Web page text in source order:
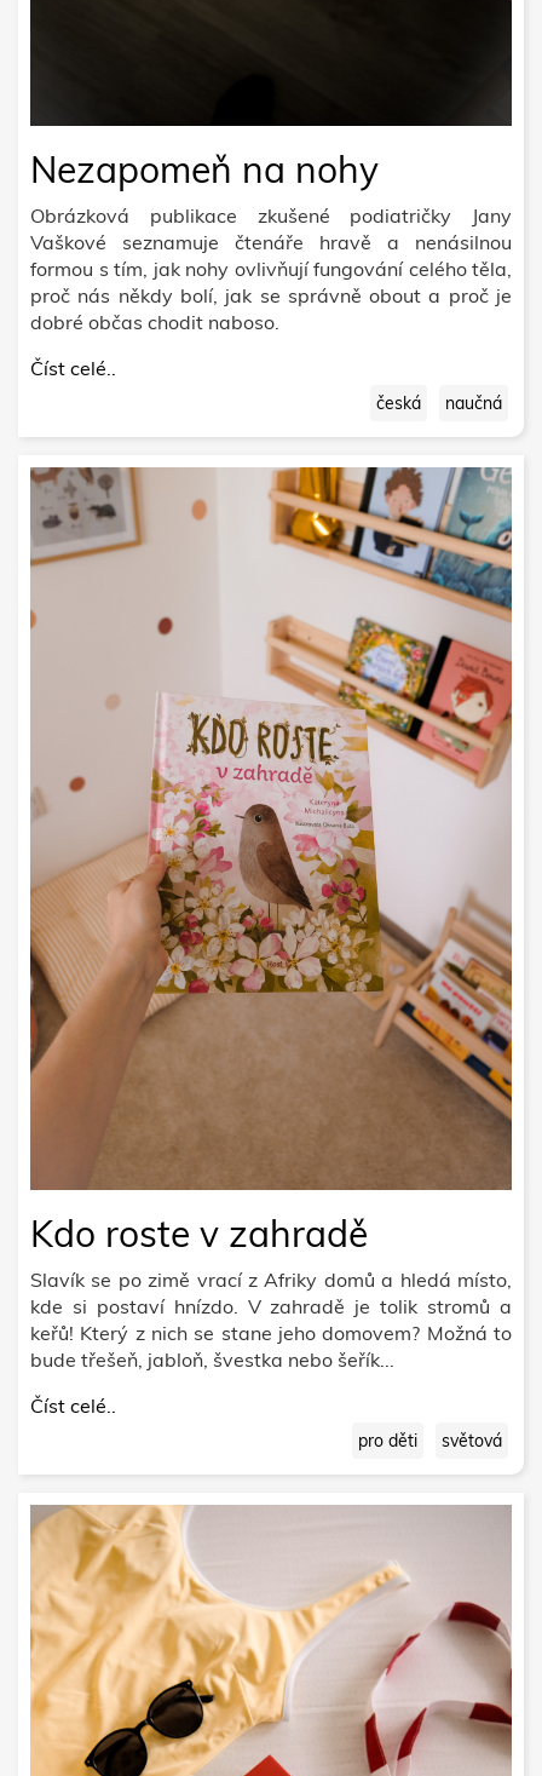
Nezapomeň na nohy
Obrázková publikace zkušené podiatričky Jany
Vaškové seznamuje čtenáře hravě a nenásilnou
formou s tím, jak nohy ovlivňují fungování celého těla,
proč nás někdy bolí, jak se správně obout a proč je
dobré občas chodit naboso.
Číst celé..
česká naučná
Kdo roste v zahradě
Slavík se po zimě vrací z Afriky domů a hledá místo,
kde si postaví hnízdo. V zahradě je tolik stromů a
keřů! Který z nich se stane jeho domovem? Možná to
bude třešeň, jabloň, švestka nebo šeřík...
Číst celé..
pro děti světová